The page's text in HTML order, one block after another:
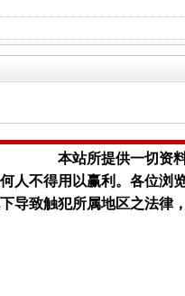
本站所提供一切资
人不得用以赢利。 各位浏
导致触犯所属地区之法律